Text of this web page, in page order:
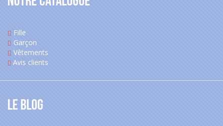
Fille
Garçon
Vêtements
Avis clients
Le blog